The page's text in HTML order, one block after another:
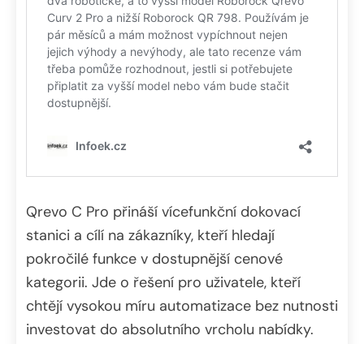
Qrevo C Pro přináší vícefunkční dokovací
stanici a cílí na zákazníky, kteří hledají
pokročilé funkce v dostupnější cenové
kategorii. Jde o řešení pro uživatele, kteří
chtějí vysokou míru automatizace bez nutnosti
investovat do absolutního vrcholu nabídky.